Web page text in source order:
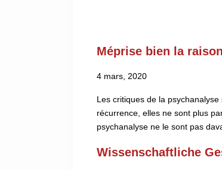
Méprise bien la
4 mars, 2020
Les critiques de la
récurrence, elles ne sont plus
psychanalyse ne le sont pas
Wissenschaftliche